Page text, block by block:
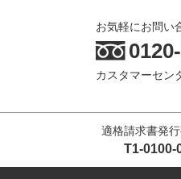
お気軽にお問い
カスタマーセン
適格請求書発
T1-0100-